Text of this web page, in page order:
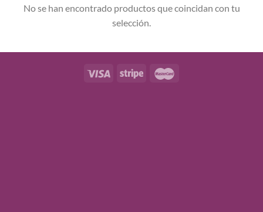
No se han encontrado productos que coincidan con tu
selección.